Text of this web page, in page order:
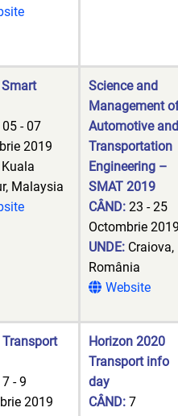
05 - 07
2019
Kuala
Malaysia
Science and
Management
Automotive and
Transportation
Engineering –
SMAT 2019
CÂND: 23 - 25
Octombrie
UNDE: Craiova,
România
Website
7 - 9
2019
Horizon 2020
Transport info
day
CÂND: 7